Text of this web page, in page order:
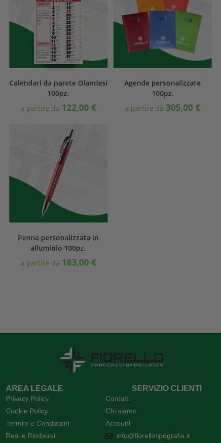
Calendari da parete Olandesi
100pz.
a partire da 122,00 €
Agende personalizzate
100pz.
a partire da 305,00€
Penna personalizzata in
alluminio 100pz.
a partire da 183,00 €
AREA LEGALE
Privacy Policy
Cookie Policy
Termini e Condizioni
Resi e Rimborsi
SERVIZIO CLIENTI
Contatti
Chi siamo
Account
info@fiorellotipografia.it